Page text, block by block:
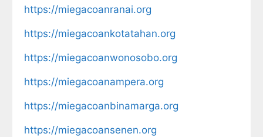
https://miegacoanranai.org
https://miegacoankotatahan.org
https://miegacoanwonosobo.org
https://miegacoanampera.org
https://miegacoanbinamarga.org
https://miegacoansenen.org